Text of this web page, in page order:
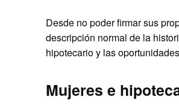
Desde no poder firmar sus
descripción normal de la
hipotecario y las
Mujeres e